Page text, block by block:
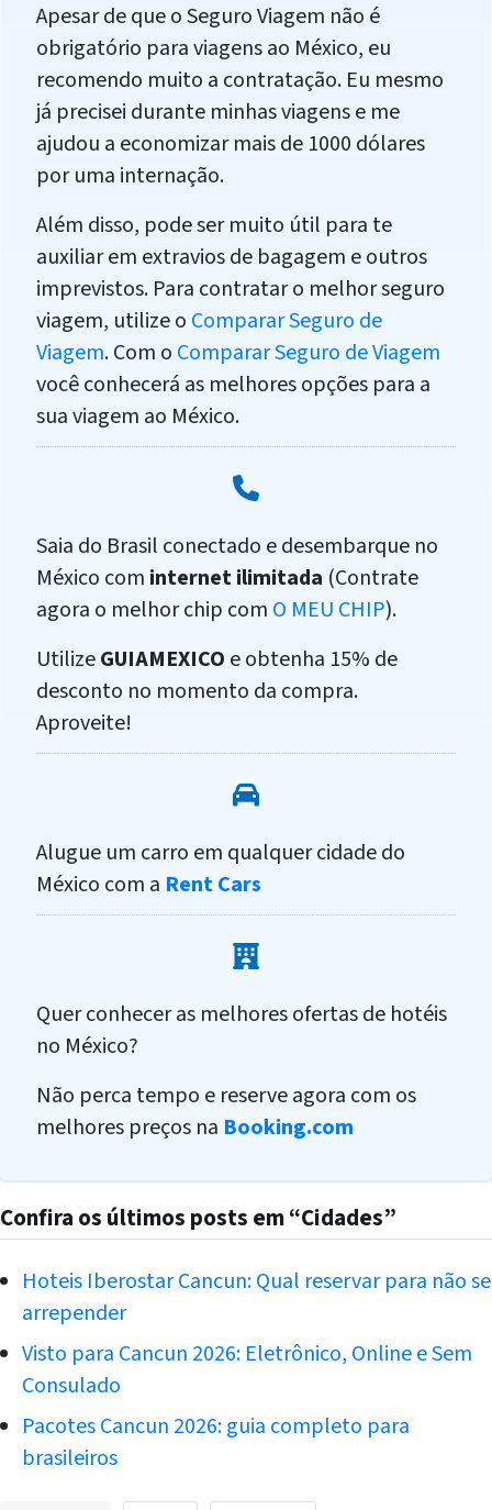
Apesar de que o Seguro Viagem não é
obrigatório para viagens ao México, eu
recomendo muito a contratação. Eu mesmo
já precisei durante minhas viagens e me
ajudou a economizar mais de 1000 dólares
por uma internação.
Além disso, pode ser muito útil para te
auxiliar em extravios de bagagem e outros
imprevistos. Para contratar o melhor seguro
viagem, utilize o Comparar Seguro de
Viagem. Com o Comparar Seguro de Viagem
você conhecerá as melhores opções para a
sua viagem ao México.
Saia do Brasil conectado e desembarque no
México com internet ilimitada (Contrate
agora o melhor chip com O MEU CHIP).
UtilizeGUIAMEXICO e obtenha 15% de
desconto no momento da compra.
Aproveite!
Alugue um carro em qualquer cidade do
México com a Rent Cars
Quer conhecer as melhores ofertas de hotéis
no México?
Não perca tempo e reserve agora com os
melhores preços na Booking.com
Confira os últimos posts em “Cidades”
Hoteis Iberostar Cancun: Qual reservar para não se
arrepender
Visto para Cancun 2026: Eletrônico, Online e Sem
Consulado
Pacotes Cancun 2026: guia completo para
brasileiros